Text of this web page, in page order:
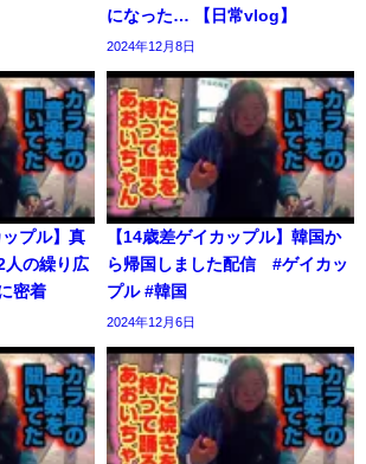
になった… 【日常vlog】
2024年12月8日
ップル】真
の繰り広
密着
【14歳差ゲイカップル】韓国か
ら帰国しました配信 #ゲイカッ
プル #韓国
2024年12月6日